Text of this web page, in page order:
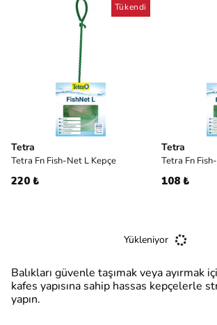
Tükendi
Tetra
Tetra Fn Fish-Net L Kepçe
220 ₺
Tetra
Tetra Fn
108 ₺
Yükleniyor
Balıkları güvenle taşımak veya ayırmak
kafes yapısına sahip hassas kepçelerle
yapın.